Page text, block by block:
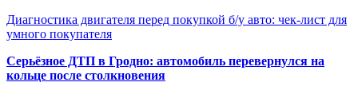
Диагностика двигателя перед покупкой б/у авто: чек-лист для
умного покупателя
Серьёзное ДТП в Гродно: автомобиль перевернулся на
кольце после столкновения